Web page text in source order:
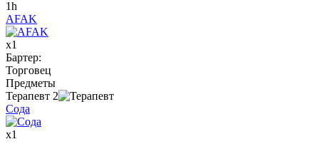
1h
AFAK
x1
Бартер:
Торговец
Предметы
Терапевт 2
Сода
x1